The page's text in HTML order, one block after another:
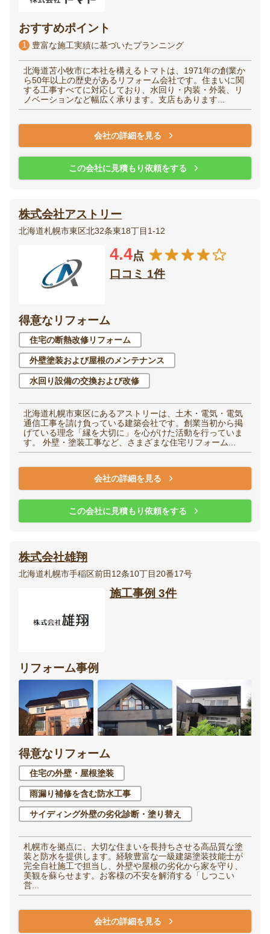
おすすめポイント
1 豊富な施工実績に基づいたプランニング
北海道苫小牧市に本社を構えるトマトは、1971年の創業か
ら50年以上の歴史があるリフォーム会社です。住まいに関
する工事すべてに対応しており、水回り・内装・外装、リ
ノベーションなど幅広く承ります。支店もあります...
会社の詳細を見る
この会社に見積もり依頼をする
株式会社アストリー
北海道札幌市東区北32条東18丁目1-12
4.4点
口コミ 1件
得意なリフォーム
住宅の断熱改修リフォーム
外壁塗装および屋根のメンテナンス
水回り設備の交換および改修
北海道札幌市東区にあるアストリーは、土木・電気・電気
通信工事を請け負っている建築会社です。創業当初から掲
げている理念「縁を大切に」を心がけた活動を行っていま
す。 外壁・塗装工事など、さまざまな住宅リフォーム...
会社の詳細を見る
この会社に見積もり依頼をする
株式会社雄翔
北海道札幌市手稲区前田12条10丁目20番17号
施工事例 3件
リフォーム事例
得意なリフォーム
住宅の外壁・屋根塗装
雨漏り補修を含む防水工事
サイディング外壁の劣化診断・塗り替え
札幌市を拠点に、大切な住まいを長持ちさせる高品質な塗
装と防水を提供します。経験豊富な一級建築塗装技能士が
完全自社施工で担当し、外壁や屋根の劣化から家を守り、
美観を蘇らせます。お客様の不安を解消する「しつこい
営...
会社の詳細を見る